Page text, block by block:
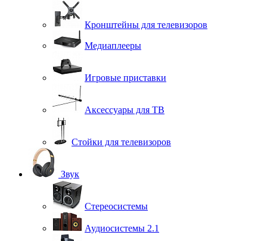
Кронштейны для телевизоров
Медиаплееры
Игровые приставки
Аксессуары для ТВ
Стойки для телевизоров
Звук
Стереосистемы
Аудиосистемы 2.1